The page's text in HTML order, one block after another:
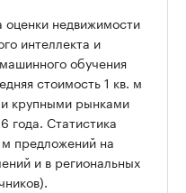
оценки недвижимости
интеллекта и
обучения
стоимость 1 кв. м
крупными рынками
года. Статистика
предложений на
и в региональных